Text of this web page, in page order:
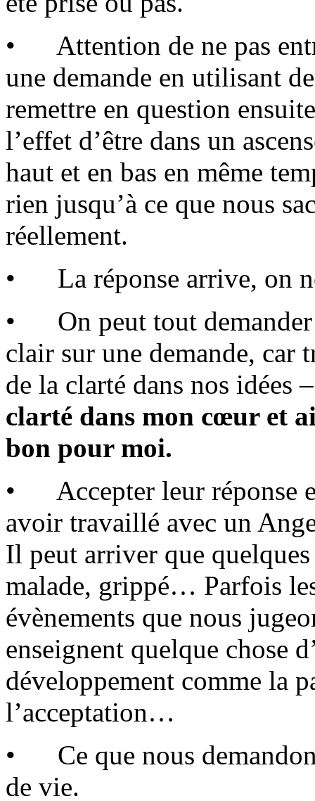
• Attention de ne pas
une demande en utilisant
remettre en question
l’effet d’être dans un
haut et en bas en même
rien jusqu’à ce que nous
réellement.
• La réponse arrive, on
• On peut tout demander
clair sur une demande, car
de la clarté dans nos idées
clarté dans mon cœur et
bon pour moi.
• Accepter leur réponse
avoir travaillé avec un
Il peut arriver que
malade, grippé… Parfois
évènements que nous
enseignent quelque chose
développement comme la
l’acceptation…
• Ce que nous
de vie.